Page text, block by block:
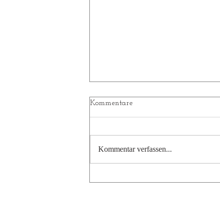
Unsere Senioren
Kommentare
Kommentar verfassen...